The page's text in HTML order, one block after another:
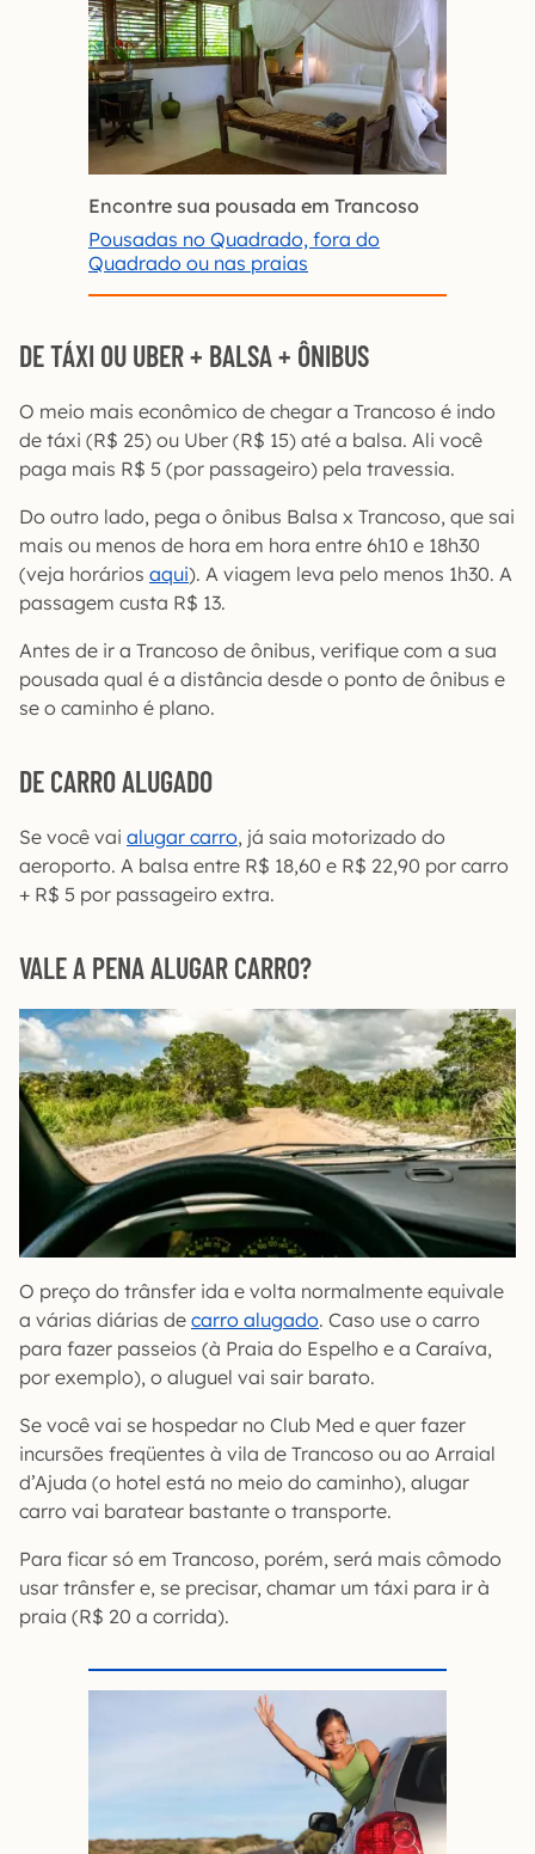
Encontre sua pousada em Trancoso
Pousadas no Quadrado, fora do
Quadrado ou nas praias
DE TÁXI OU UBER + BALSA + ÔNIBUS
O meio mais econômico de chegar a Trancoso é indo
de táxi (R$ 25) ou Uber (R$ 15) até a balsa. Ali você
paga mais R$ 5 (por passageiro) pela travessia.
Do outro lado, pega o ônibus Balsa x Trancoso, que sai
mais ou menos de hora em hora entre 6h10 e 18h30
(veja horários aqui). A viagem leva pelo menos 1h30. A
passagem custa R$ 13.
Antes de ir a Trancoso de ônibus, verifique com a sua
pousada qual é a distância desde o ponto de ônibus e
se o caminho é plano.
DE CARRO ALUGADO
Se você vai alugar carro, já saia motorizado do
aeroporto. A balsa entre R$ 18,60 e R$ 22,90 por carro
+ R$ 5 por passageiro extra.
VALE A PENA ALUGAR CARRO?
O preço do trânsfer ida e volta normalmente equivale
a várias diárias de carro alugado. Caso use o carro
para fazer passeios (à Praia do Espelho e a Caraíva,
por exemplo), o aluguel vai sair barato.
Se você vai se hospedar no Club Med e quer fazer
incursões freqüentes à vila de Trancoso ou ao Arraial
d’Ajuda (o hotel está no meio do caminho), alugar
carro vai baratear bastante o transporte.
Para ficar só em Trancoso, porém, será mais cômodo
usar trânsfer e, se precisar, chamar um táxi para ir à
praia (R$ 20 a corrida).